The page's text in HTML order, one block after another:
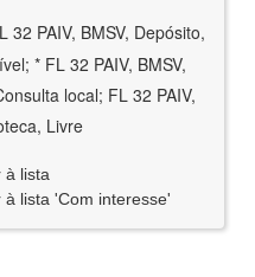
32 PAIV, BMSV, Depósito,
* FL 32 PAIV, BMSV,
local; FL 32 PAIV,
Livre
lista
lista 'Com interesse'